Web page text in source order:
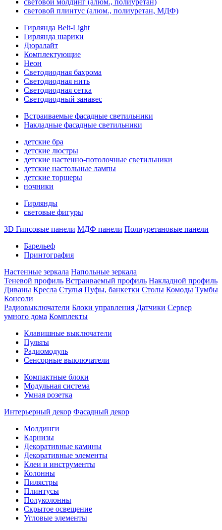
световой молдинг (алюм., полиуретан)
световой плинтус (алюм., полиуретан, МДФ)
Гирлянда Belt-Light
Гирлянда шарики
Дюралайт
Комплектующие
Неон
Светодиодная бахрома
Светодиодная нить
Светодиодная сетка
Светодиодный занавес
Встраиваемые фасадные светильники
Накладные фасадные светильники
детские бра
детские люстры
детские настенно-потолочные светильники
детские настольные лампы
детские торшеры
ночники
Гирлянды
световые фигуры
3D Гипсовые панели МДФ панели Полиуретановые панели
Барельеф
Принтография
Настенные зеркала Напольные зеркала
Теневой профиль Встраиваемый профиль Накладной профиль
Диваны Кресла Стулья Пуфы, банкетки Столы Комоды Тумбы
Консоли
Радиовыключатели Блоки управления Датчики Сервер
умного дома Комплекты
Клавишные выключатели
Пульты
Радиомодуль
Сенсорные выключатели
Компактные блоки
Модульная система
Умная розетка
Интерьерный декор Фасадный декор
Молдинги
Карнизы
Декоративные камины
Декоративные элементы
Клеи и инструменты
Колонны
Пилястры
Плинтусы
Полуколонны
Скрытое освещение
Угловые элементы